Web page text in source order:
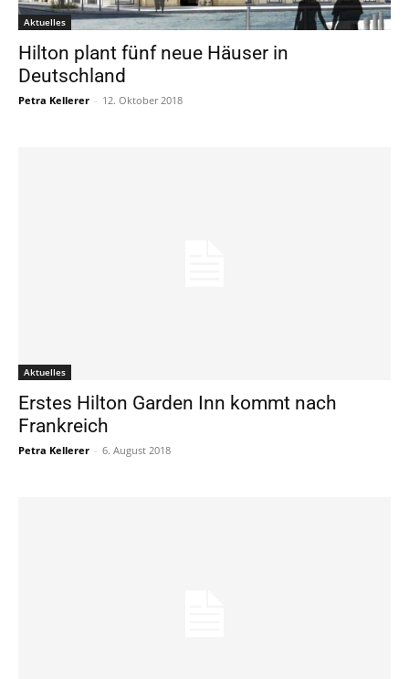
Aktuelles
Hilton plant fünf neue Häuser in
Deutschland
Petra Kellerer - 12. Oktober 2018
Aktuelles
Erstes Hilton Garden Inn kommt nach
Frankreich
Petra Kellerer - 6. August 2018